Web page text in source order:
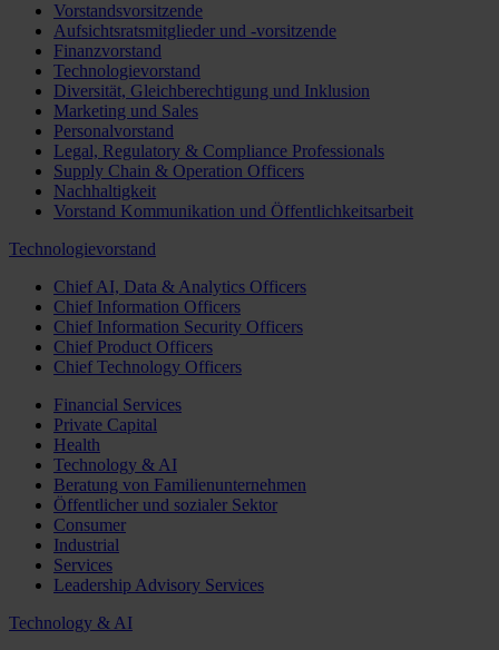
Vorstandsvorsitzende
Aufsichtsratsmitglieder und -vorsitzende
Finanzvorstand
Technologievorstand
Diversität, Gleichberechtigung und Inklusion
Marketing und Sales
Personalvorstand
Legal, Regulatory & Compliance Professionals
Supply Chain & Operation Officers
Nachhaltigkeit
Vorstand Kommunikation und Öffentlichkeitsarbeit
Technologievorstand
Chief AI, Data & Analytics Officers
Chief Information Officers
Chief Information Security Officers
Chief Product Officers
Chief Technology Officers
Financial Services
Private Capital
Health
Technology & AI
Beratung von Familienunternehmen
Öffentlicher und sozialer Sektor
Consumer
Industrial
Services
Leadership Advisory Services
Technology & AI